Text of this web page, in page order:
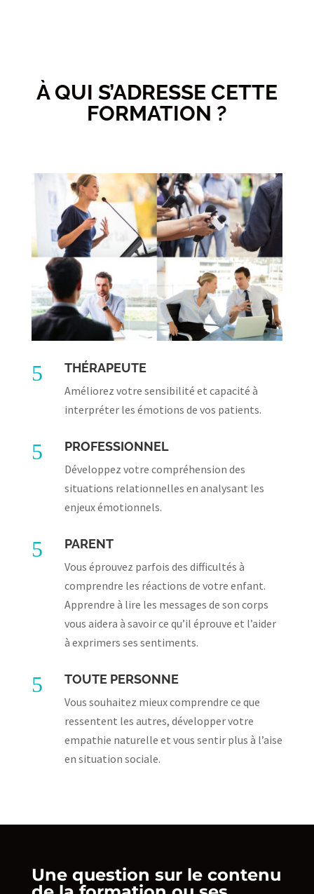
À QUI S’ADRESSE CETTE
FORMATION ?
5 THÉRAPEUTE
Améliorez votre sensibilité et capacité à
interpréter les émotions de vos patients.
5 PROFESSIONNEL
Développez votre compréhension des
situations relationnelles en analysant les
enjeux émotionnels.
5 PARENT
Vous éprouvez parfois des difficultés à
comprendre les réactions de votre enfant.
Apprendre à lire les messages de son corps
vous aidera à savoir ce qu’il éprouve et l’aider
à exprimers ses sentiments.
5 TOUTE PERSONNE
Vous souhaitez mieux comprendre ce que
ressentent les autres, développer votre
empathie naturelle et vous sentir plus à l’aise
en situation sociale.
Une question sur le contenu